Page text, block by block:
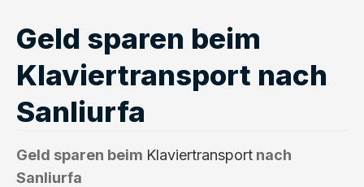
Geld sparen beim
Klaviertransport nach
Sanliurfa
Geld sparen beim Klaviertransport nach
Sanliurfa